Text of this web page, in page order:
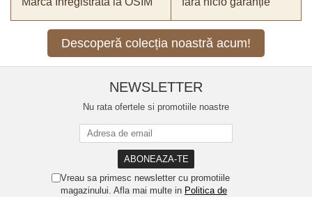
Descoperă colecția noastră acum!
NEWSLETTER
Nu rata ofertele si promotiile noastre
Vreau sa primesc newsletter cu promotiile
magazinului. Afla mai multe in Politica de